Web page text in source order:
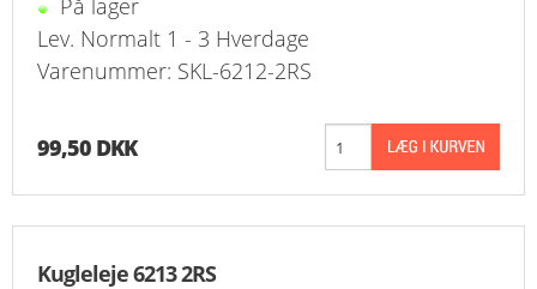
På lager
Lev. Normalt 1 - 3 Hverdage
Varenummer: SKL-6212-2RS
99,50 DKK
Kugleleje 6213 2RS